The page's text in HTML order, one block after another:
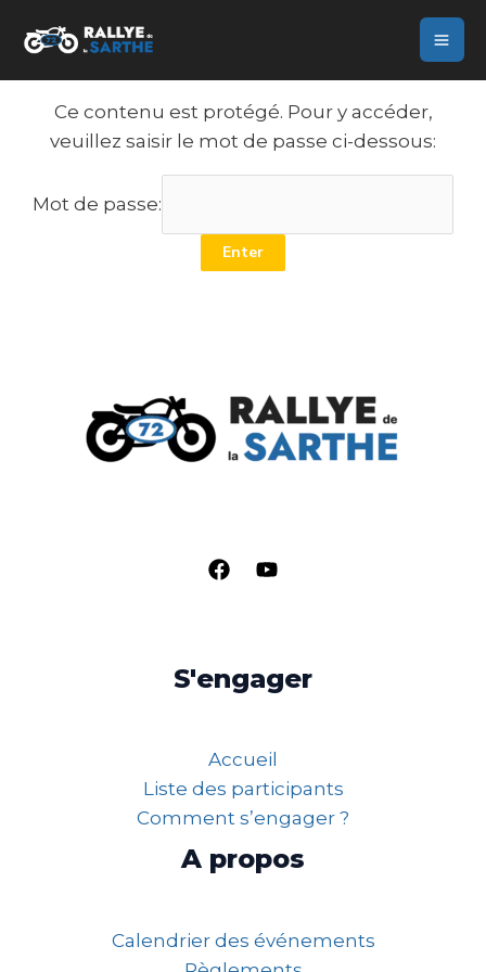
Ce contenu est protégé. Pour y accéder,
veuillez saisir le mot de passe ci-dessous:
Mot de passe:
S'engager
Accueil
Liste des participants
Comment s’engager ?
A propos
Calendrier des événements